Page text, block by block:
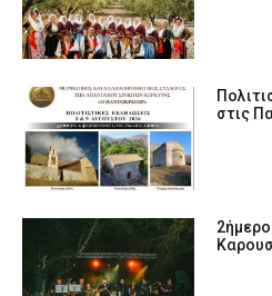
στις